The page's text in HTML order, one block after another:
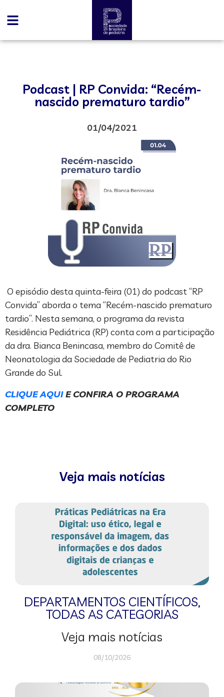
Podcast | RP Convida: “Recém-
nascido prematuro tardio”
01/04/2021
O episódio desta quinta-feira (01) do podcast “RP
Convida” aborda o tema “Recém-nascido prematuro
tardio”. Nesta semana, o programa da revista
Residência Pediátrica (RP) conta com a participação
da dra. Bianca Benincasa, membro do Comitê de
Neonatologia da Sociedade de Pediatria do Rio
Grande do Sul.
CLIQUE AQUIE CONFIRA O PROGRAMA
COMPLETO
Veja mais notícias
DEPARTAMENTOS CIENTÍFICOS,
TODAS AS CATEGORIAS
Veja mais notícias
08/10/2026